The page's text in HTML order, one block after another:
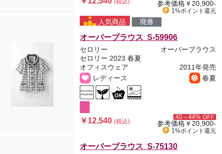
(税込) 参考価格￥20,900-
1%ポイント 還元
人気商品 廃番
オーバーブラウス S-59906
セロリー
オーバーブラウス
セロリー 2023 春夏
オフィスウェア
2011年発売
レディース
春夏
￥12,540(税込)
40～44% OFF
参考価格￥20,900-
1%ポイント 還元
オーバーブラウス S-75130